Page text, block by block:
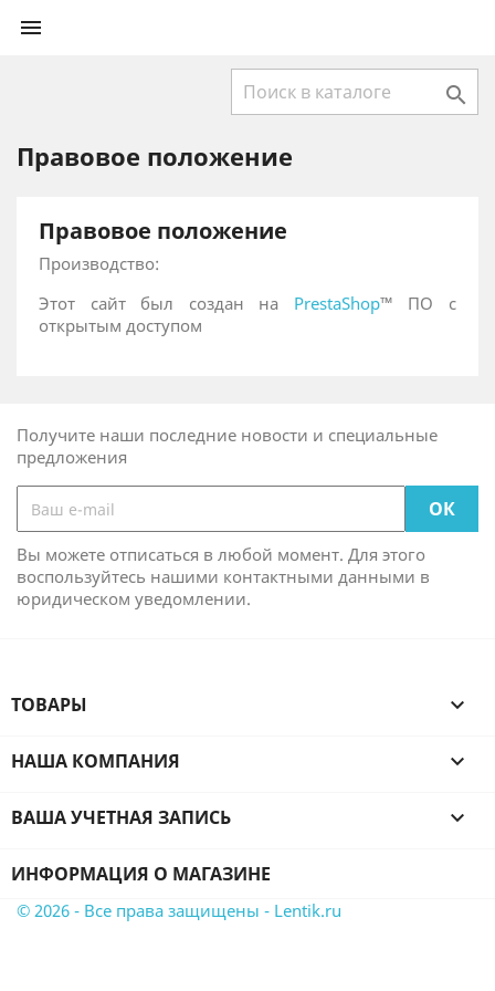


Правовое положение
Правовое положение
Производство:
Этот сайт был создан на PrestaShop™ ПО с
открытым доступом
Получите наши последние новости и специальные
предложения
Вы можете отписаться в любой момент. Для этого
воспользуйтесь нашими контактными данными в
юридическом уведомлении.
ТОВАРЫ 
НАША КОМПАНИЯ 
ВАША УЧЕТНАЯ ЗАПИСЬ 
ИНФОРМАЦИЯ О МАГАЗИНЕ
© 2026 - Все права защищены - Lentik.ru